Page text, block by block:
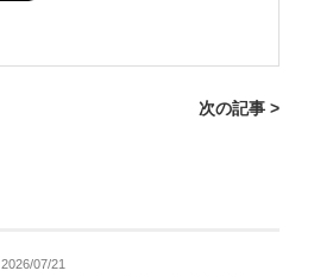
次の記事 >
2026/07/21